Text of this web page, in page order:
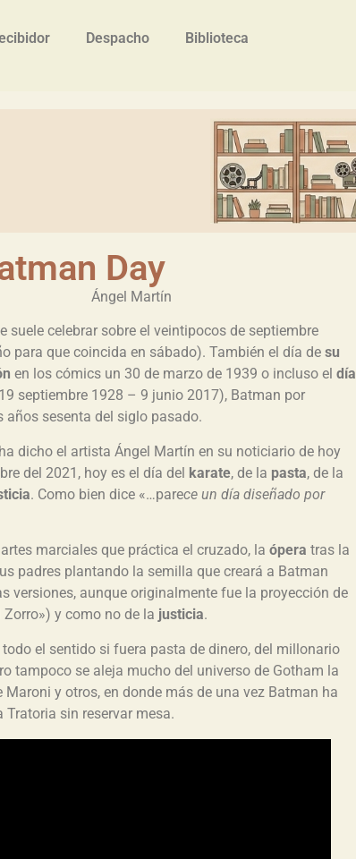
Despacho Biblioteca
Day
Ángel Martín
suele celebrar sobre el veintipocos de septiembre
para que coincida en sábado). También el día de su
en los cómics un 30 de marzo de 1939 o incluso el día
septiembre 1928 – 9 junio 2017), Batman por
años sesenta del siglo pasado.
dicho el artista Ángel Martín en su noticiario de hoy
del 2021, hoy es el día del karate, de la pasta, de la
. Como bien dice «…parece un día diseñado por
marciales que práctica el cruzado, la ópera tras la
padres plantando la semilla que creará a Batman
versiones, aunque originalmente fue la proyección de
y como no de la justicia.
el sentido si fuera pasta de dinero, del millonario
tampoco se aleja mucho del universo de Gotham la
y otros, en donde más de una vez Batman ha
Tratoria sin reservar mesa.